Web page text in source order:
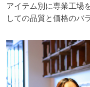
アイテム別に専業工場
しての品質と価格のバ